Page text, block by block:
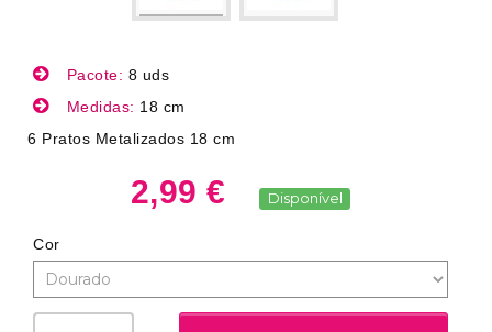
Pacote: 8 uds
Medidas: 18 cm
6 Pratos Metalizados 18 cm
2,99 € Disponível
Cor